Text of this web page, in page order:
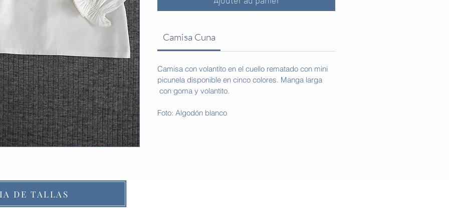
Camisa Cuna
Camisa con volantito en el cuello rematado con mini
picunela disponible en cinco colores. Manga larga
con goma y volantito.
Foto: Algodón blanco
DE TALLAS